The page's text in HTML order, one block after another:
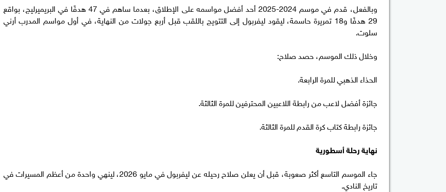
وبالفعل، قدم في موسم 2024-2025 أحد أفضل مواسمه على الإطلاق، بعدما ساهم في 47 هدفًا في البريميرليج، بواقع
29 هدفًا و18 تمريرة حاسمة، ليقود ليفربول إلى التتويج باللقب قبل أربع جولات من النهاية، في أول مواسم المدرب أرني
سلوت.
وخلال ذلك الموسم، حصد صلاح:
الحذاء الذهبي للمرة الرابعة.
جائزة أفضل لاعب من رابطة اللاعبين المحترفين للمرة الثالثة.
جائزة رابطة كتاب كرة القدم للمرة الثالثة.
نهاية رحلة أسطورية
جاء الموسم التاسع أكثر صعوبة، قبل أن يعلن صلاح رحيله عن ليفربول في مايو 2026، لينهي واحدة من أعظم المسيرات في
تاريخ النادي.